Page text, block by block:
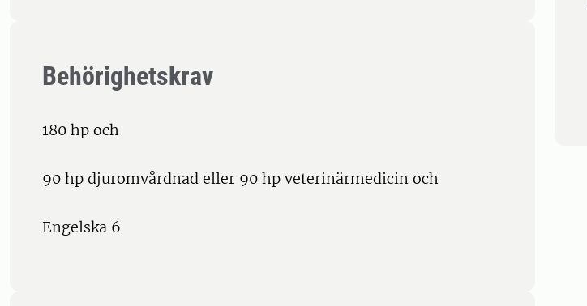
Behörighetskrav
180 hp och
90 hp djuromvårdnad eller 90 hp veterinärmedicin och
Engelska 6